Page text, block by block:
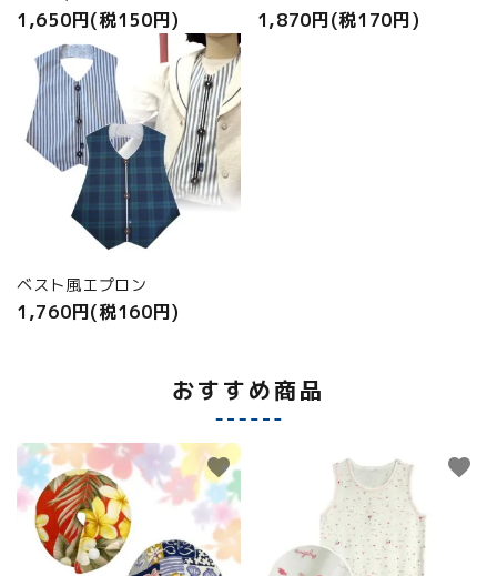
1,650円(税150円) 1,870円(税170円)
ベスト風エプロン
1,760円(税160円)
おすすめ商品
favorite favorite